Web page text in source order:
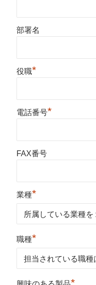
部署名
役職*
電話番号*
FAX番号
業種*
職種*